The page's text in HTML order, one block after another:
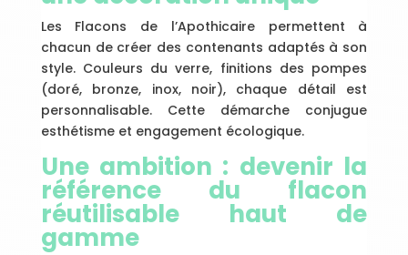
Les Flacons de l’Apothicaire permettent à
chacun de créer des contenants adaptés à son
style. Couleurs du verre, finitions des pompes
(doré, bronze, inox, noir), chaque détail est
personnalisable. Cette démarche conjugue
esthétisme et engagement écologique.
Une ambition : devenir la
référence du flacon
réutilisable haut de
gamme